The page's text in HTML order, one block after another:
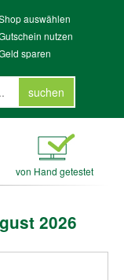
auswählen
nutzen
sparen
suchen
von Hand getestet
2026